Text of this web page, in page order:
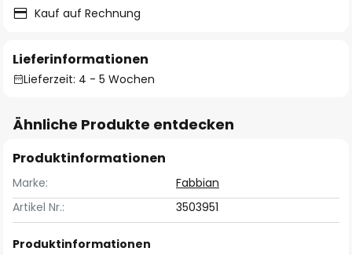
Kauf auf Rechnung
Lieferinformationen
Lieferzeit: 4 - 5 Wochen
Ähnliche Produkte entdecken
Produktinformationen
Marke:
Fabbian
Artikel Nr.:
3503951
Produktinformationen